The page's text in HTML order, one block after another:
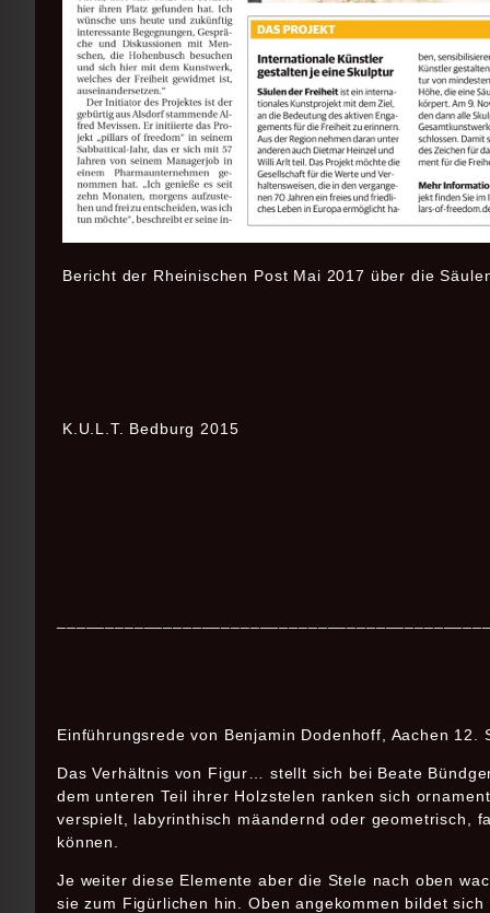
Bericht der Rheinischen Post Mai 2017 über die
K.U.L.T. Bedburg 2015
Einführungsrede von Benjamin Dodenhoff, Aachen 12.
Das Verhältnis von Figur… stellt sich bei Beate
dem unteren Teil ihrer Holzstelen ranken sich
verspielt, labyrinthisch mäandernd oder geometrisch,
können.
Je weiter diese Elemente aber die Stele nach oben
sie zum Figürlichen hin. Oben angekommen bildet